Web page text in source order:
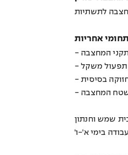
המחצבה
- תפעול משקל
בסיסית
המחצבה
שמש וחנתון
בימי א׳-ו׳